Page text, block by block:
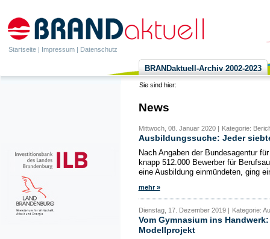
Startseite | Impressum | Datenschutz
BRANDaktuell-Archiv 2002-2023
Sie sind hier:
News
Mittwoch, 08. Januar 2020 | Kategorie:
Ausbildungssuche: Jeder
Nach Angaben der Bundesagentur
knapp 512.000 Bewerber für
eine Ausbildung einmündeten, ging
mehr »
Dienstag, 17. Dezember 2019 | Kategorie:
Vom Gymnasium ins
Modellprojekt